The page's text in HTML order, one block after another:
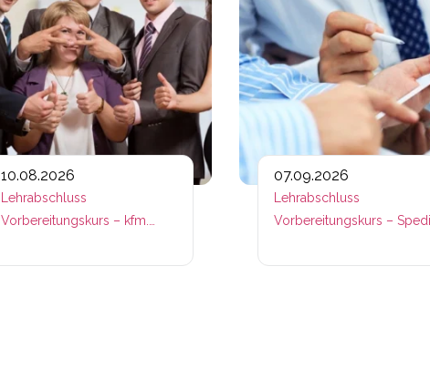
10.08.2026
Lehrabschluss
Vorbereitungskurs – kfm.
07.09.2026
Lehrabschluss
Vorbereitungskurs –